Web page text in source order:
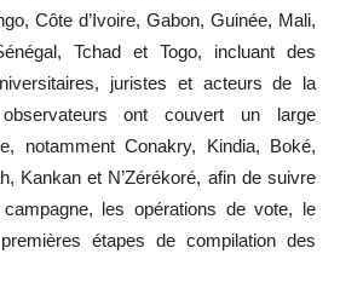
Côte d’Ivoire, Gabon, Guinée, Mali,
Tchad et Togo, incluant des
juristes et acteurs de la
ont couvert un large
notamment Conakry, Kindia, Boké,
Kankan et N’Zérékoré, afin de suivre
les opérations de vote, le
étapes de compilation des